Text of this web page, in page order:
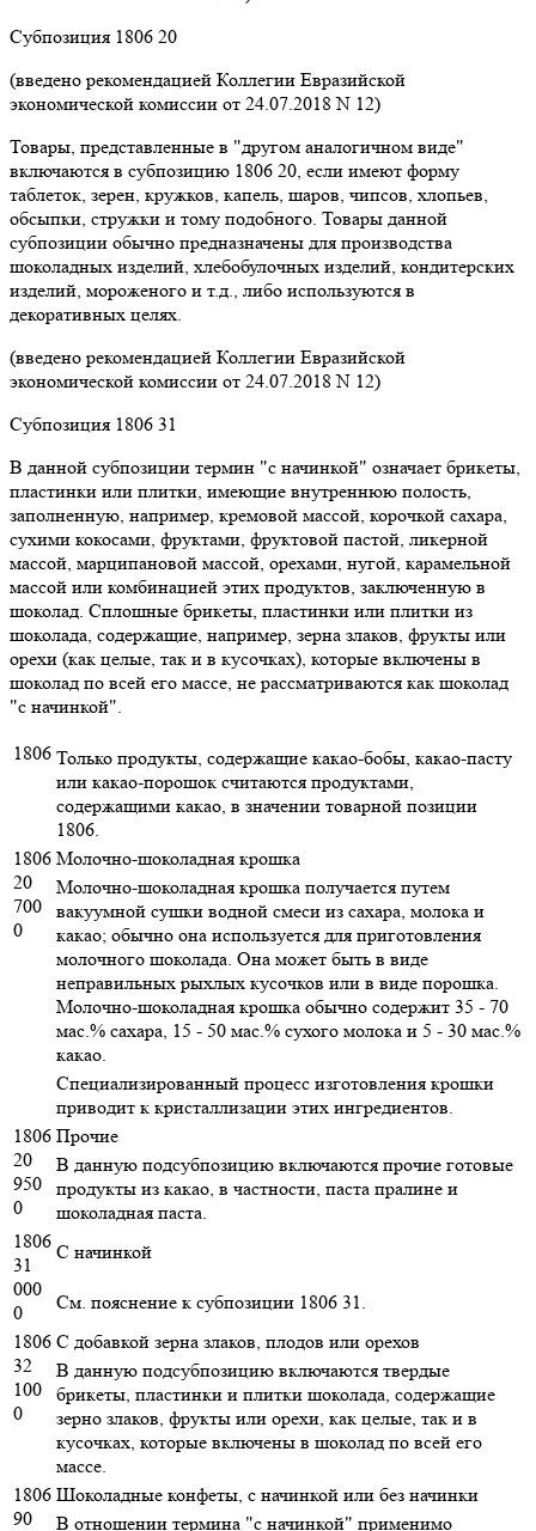
Субпозиция 1806 20
(введено рекомендацией Коллегии Евразийской
экономической комиссии от 24.07.2018 N 12)
Товары, представленные в "другом аналогичном виде"
включаются в субпозицию 1806 20, если имеют форму
таблеток, зерен, кружков, капель, шаров, чипсов, хлопьев,
обсыпки, стружки и тому подобного. Товары данной
субпозиции обычно предназначены для производства
шоколадных изделий, хлебобулочных изделий, кондитерских
изделий, мороженого и т.д., либо используются в
декоративных целях.
(введено рекомендацией Коллегии Евразийской
экономической комиссии от 24.07.2018 N 12)
Субпозиция 1806 31
В данной субпозиции термин "с начинкой" означает брикеты,
пластинки или плитки, имеющие внутреннюю полость,
заполненную, например, кремовой массой, корочкой сахара,
сухими кокосами, фруктами, фруктовой пастой, ликерной
массой, марципановой массой, орехами, нугой, карамельной
массой или комбинацией этих продуктов, заключенную в
шоколад. Сплошные брикеты, пластинки или плитки из
шоколада, содержащие, например, зерна злаков, фрукты или
орехи (как целые, так и в кусочках), которые включены в
шоколад по всей его массе, не рассматриваются как шоколад
"с начинкой".
1806 Только продукты, содержащие какао-бобы, какао-пасту
или какао-порошок считаются продуктами,
содержащими какао, в значении товарной позиции
1806.
1806
20
700
0
Молочно-шоколадная крошка
Молочно-шоколадная крошка получается путем
вакуумной сушки водной смеси из сахара, молока и
какао; обычно она используется для приготовления
молочного шоколада. Она может быть в виде
неправильных рыхлых кусочков или в виде порошка.
Молочно-шоколадная крошка обычно содержит 35 - 70
мас.% сахара, 15 - 50 мас.% сухого молока и 5 - 30 мас.%
какао.
Специализированный процесс изготовления крошки
приводит к кристаллизации этих ингредиентов.
1806
20
950
0
Прочие
В данную подсубпозицию включаются прочие готовые
продукты из какао, в частности, паста пралине и
шоколадная паста.
1806
31
000
0
С начинкой
См. пояснение к субпозиции 1806 31.
1806
32
100
0
С добавкой зерна злаков, плодов или орехов
В данную подсубпозицию включаются твердые
брикеты, пластинки и плитки шоколада, содержащие
зерно злаков, фрукты или орехи, как целые, так и в
кусочках, которые включены в шоколад по всей его
массе.
1806
90
Шоколадные конфеты, с начинкой или без начинки
В отношении термина "с начинкой" применимо